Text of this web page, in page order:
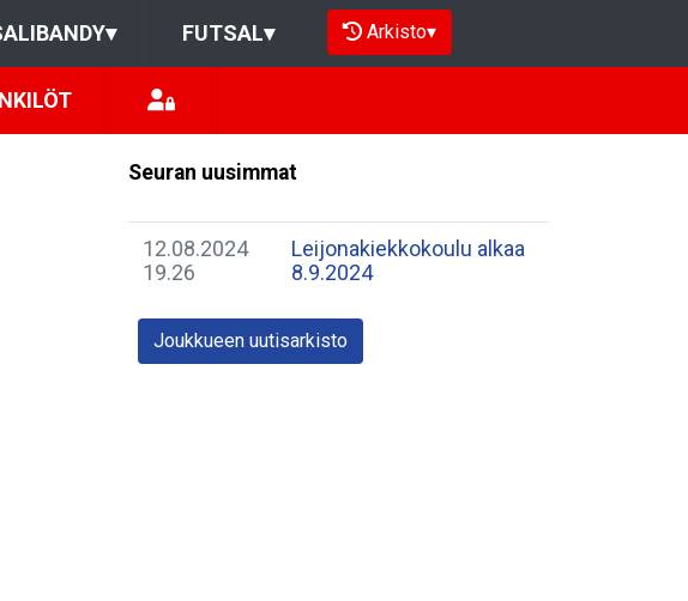
▾ FUTSAL▾ Arkisto▾
Seuran uusimmat
12.08.2024
19.26
Leijonakiekkokoulu alkaa
8.9.2024
Joukkueen uutisarkisto